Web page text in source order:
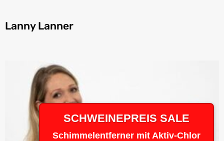
Lanny Lanner
SCHWEINEPREIS SALE
Schimmelentferner mit Aktiv-Chlor